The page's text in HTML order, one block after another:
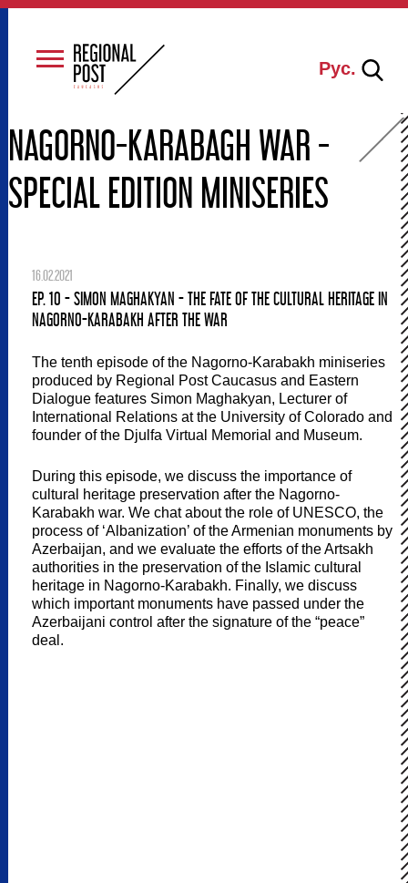
Рус.
NAGORNO-KARABAGH WAR -
SPECIAL EDITION MINISERIES
16.02.2021
EP. 10 - SIMON MAGHAKYAN - THE FATE OF THE CULTURAL HERITAGE IN
NAGORNO-KARABAKH AFTER THE WAR
The tenth episode of the Nagorno-Karabakh miniseries
produced by Regional Post Caucasus and Eastern
Dialogue features Simon Maghakyan, Lecturer of
International Relations at the University of Colorado and
founder of the Djulfa Virtual Memorial and Museum.
During this episode, we discuss the importance of
cultural heritage preservation after the Nagorno-
Karabakh war. We chat about the role of UNESCO, the
process of ‘Albanization’ of the Armenian monuments by
Azerbaijan, and we evaluate the efforts of the Artsakh
authorities in the preservation of the Islamic cultural
heritage in Nagorno-Karabakh. Finally, we discuss
which important monuments have passed under the
Azerbaijani control after the signature of the “peace”
deal.